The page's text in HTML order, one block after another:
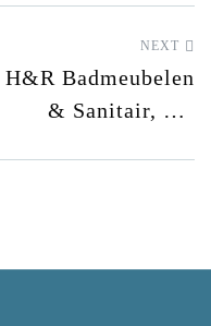
NEXT
H&R Badmeubelen
& Sanitair, BV